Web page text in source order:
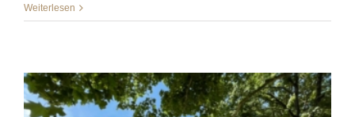
Weiterlesen